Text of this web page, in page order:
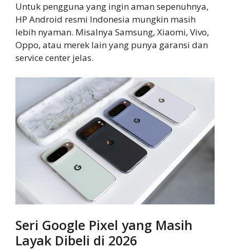
Untuk pengguna yang ingin aman sepenuhnya,
HP Android resmi Indonesia mungkin masih
lebih nyaman. Misalnya Samsung, Xiaomi, Vivo,
Oppo, atau merek lain yang punya garansi dan
service center jelas.
Seri Google Pixel yang Masih
Layak Dibeli di 2026